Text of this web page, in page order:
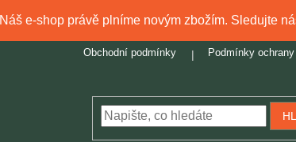
Náš e-shop právě plníme novým zbožím. Sledujte
Obchodní podmínky Podmínky